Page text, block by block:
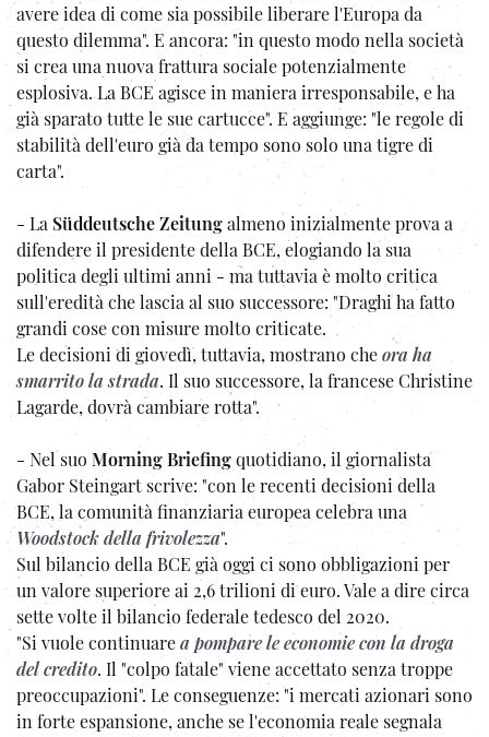
avere idea di come sia possibile liberare l'Europa da
questo dilemma". E ancora: "in questo modo nella società
si crea una nuova frattura sociale potenzialmente
esplosiva. La BCE agisce in maniera irresponsabile, e ha
già sparato tutte le sue cartucce". E aggiunge: "le regole di
stabilità dell'euro già da tempo sono solo una tigre di
carta".
- La Süddeutsche Zeitungalmeno inizialmente prova a
difendere il presidente della BCE, elogiando la sua
politica degli ultimi anni - ma tuttavia è molto critica
sull'eredità che lascia al suo successore: "Draghi ha fatto
grandi cose con misure molto criticate.
Le decisioni di giovedì, tuttavia, mostrano cheora ha
smarrito la strada. Il suo successore, la francese Christine
Lagarde, dovrà cambiare rotta".
- Nel suo Morning Briefingquotidiano, il giornalista
Gabor Steingart scrive: "con le recenti decisioni della
BCE, la comunità finanziaria europea celebra una
Woodstock della frivolezza".
Sul bilancio della BCE già oggi ci sono obbligazioni per
un valore superiore ai 2,6 trilioni di euro. Vale a dire circa
sette volte il bilancio federale tedesco del 2020.
"Si vuole continuarea pompare le economie con la droga
del credito. Il "colpo fatale" viene accettato senza troppe
preoccupazioni". Le conseguenze: "i mercati azionari sono
in forte espansione, anche se l'economia reale segnala